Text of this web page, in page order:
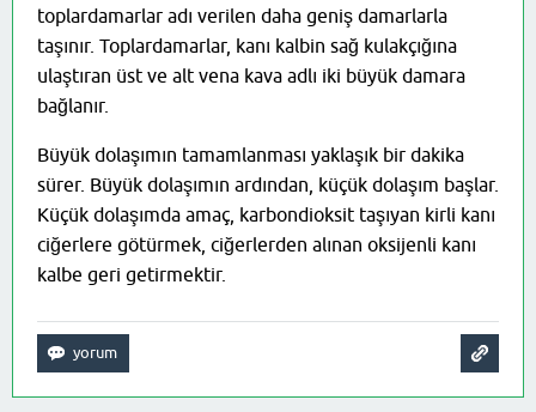
toplardamarlar adı verilen daha geniş damarlarla
taşınır. Toplardamarlar, kanı kalbin sağ kulakçığına
ulaştıran üst ve alt vena kava adlı iki büyük damara
bağlanır.
Büyük dolaşımın tamamlanması yaklaşık bir dakika
sürer. Büyük dolaşımın ardından, küçük dolaşım başlar.
Küçük dolaşımda amaç, karbondioksit taşıyan kirli kanı
ciğerlere götürmek, ciğerlerden alınan oksijenli kanı
kalbe geri getirmektir.